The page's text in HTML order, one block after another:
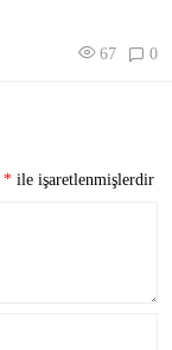
67 0
* ile işaretlenmişlerdir